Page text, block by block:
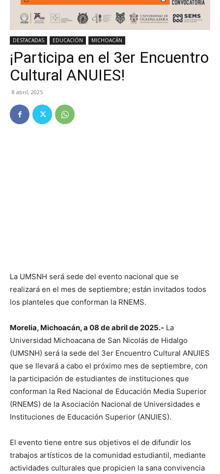
DESTACADAS EDUCACIÓN MICHOACÁN
¡Participa en el 3er Encuentro
Cultural ANUIES!
8 abril, 2025
La UMSNH será sede del evento nacional que se
realizará en el mes de septiembre; están invitados todos
los planteles que conforman la RNEMS.
Morelia, Michoacán, a 08 de abril de 2025.- La
Universidad Michoacana de San Nicolás de Hidalgo
(UMSNH) será la sede del 3er Encuentro Cultural ANUIES
que se llevará a cabo el próximo mes de septiembre, con
la participación de estudiantes de instituciones que
conforman la Red Nacional de Educación Media Superior
(RNEMS) de la Asociación Nacional de Universidades e
Instituciones de Educación Superior (ANUIES).
El evento tiene entre sus objetivos el de difundir los
trabajos artísticos de la comunidad estudiantil, mediante
actividades culturales que propicien la sana convivencia